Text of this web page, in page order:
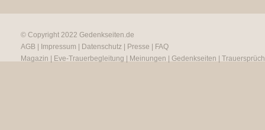
© Copyright 2022 Gedenkseiten.de
AGB
Impressum Datenschutz Presse
FAQ
Magazin
Eve-Trauerbegleitung Meinungen Gedenkseiten